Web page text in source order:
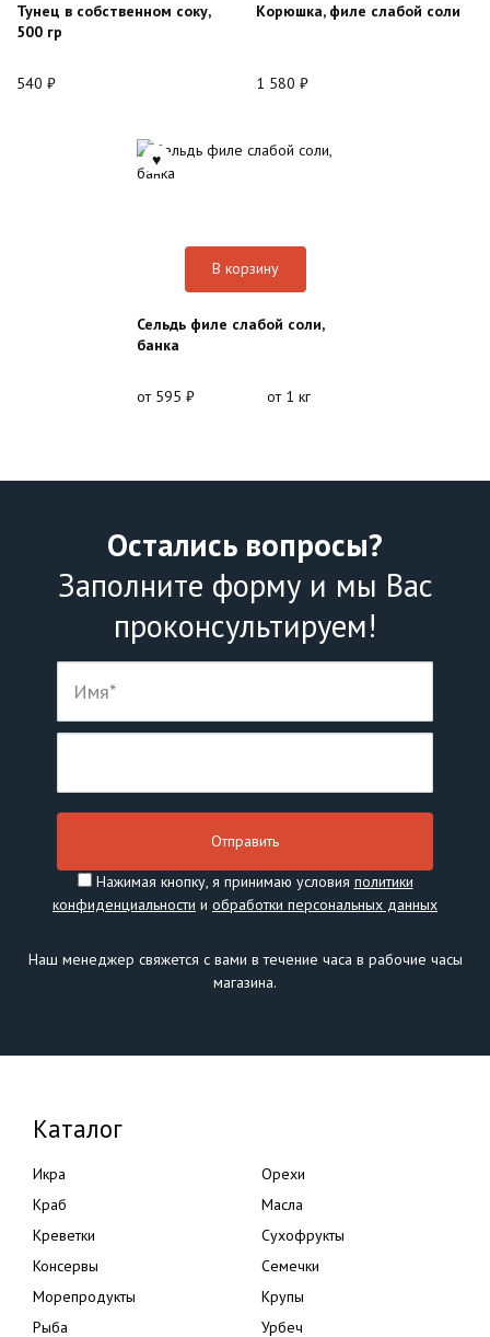
Тунец в собственном соку,
500 гр
540 ₽
Корюшка, филе слабой соли
1 580 ₽
В корзину
Сельдь филе слабой соли,
банка
от 595 ₽ от 1 кг
Остались вопросы?
Заполните форму и мы Вас
проконсультируем!
Нажимая кнопку, я принимаю условия политики
конфиденциальности и обработки персональных данных
Наш менеджер свяжется с вами в течение часа в рабочие часы
магазина.
Каталог
Икра
Краб
Креветки
Консервы
Морепродукты
Рыба
Орехи
Масла
Сухофрукты
Семечки
Крупы
Урбеч